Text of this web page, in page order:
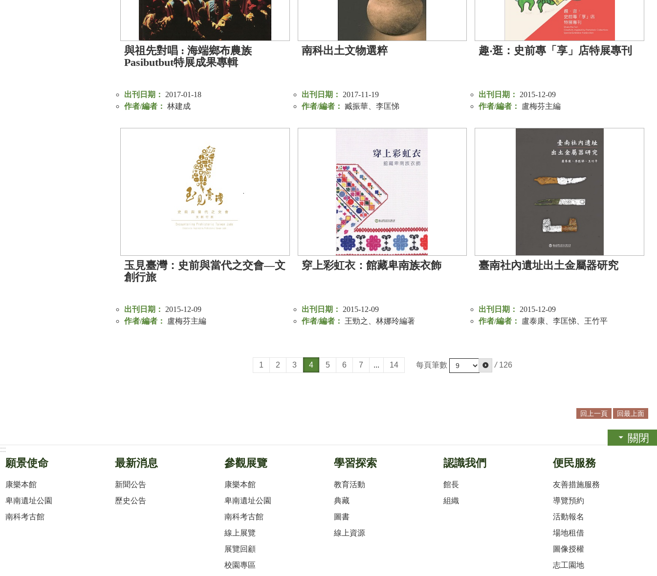
與祖先對唱 : 海端鄉布農族
Pasibutbut特展成果專輯
出刊日期：
2017-01-18
作者/編者： 林建成
南科出土文物選粹
出刊日期：
2017-11-19
作者/編者： 臧振華、李匡悌
趣‧逛：史前專「享」店特展專刊
出刊日期：
2015-12-09
作者/編者：
盧梅芬主編
玉見臺灣：史前與當代之交會—文
創行旅
出刊日期：
2015-12-09
作者/編者：
盧梅芬主編
穿上彩虹衣：館藏卑南族衣飾
出刊日期：
2015-12-09
作者/編者：
王勁之、林娜玲編著
臺南社內遺址出土金屬器研究
出刊日期：
2015-12-09
作者/編者：
盧泰康、李匡悌、王竹平
1 2 3 4 5 6 7 ... 14 每頁筆數 / 126
回上一頁 回最上面
關閉
:::
願景使命
康樂本館
卑南遺址公園
南科考古館
最新消息
新聞公告
歷史公告
參觀展覽
康樂本館
卑南遺址公園
南科考古館
線上展覽
展覽回顧
校園專區
學習探索
教育活動
典藏
圖書
線上資源
認識我們
館長
組織
便民服務
友善措施服務
導覽預約
活動報名
場地租借
圖像授權
志工園地